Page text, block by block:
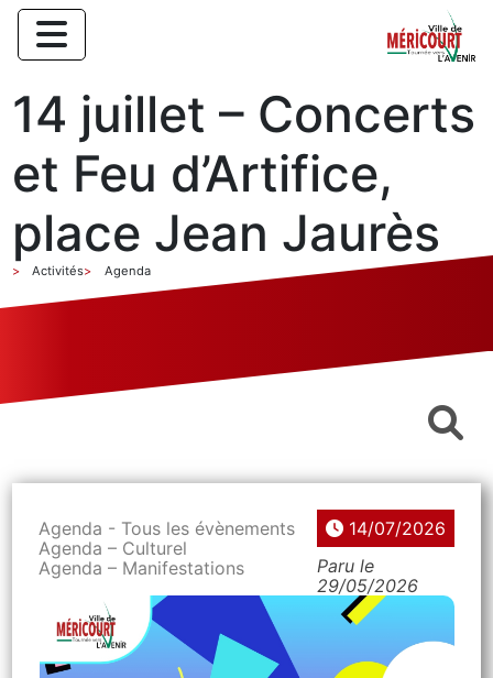
14 juillet – Concerts
et Feu d’Artifice,
place Jean Jaurès
Activités Agenda
Agenda - Tous les évènements
Agenda – Culturel
Agenda – Manifestations
14/07/2026
Paru le
29/05/2026